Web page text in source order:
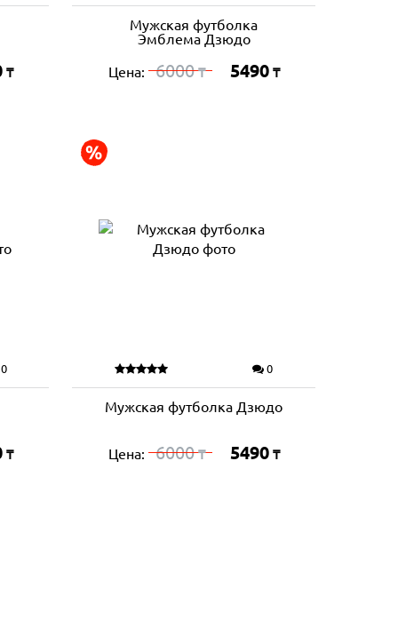
₸
Мужская футболка
Эмблема Дзюдо
Цена: 6000₸ 5490 ₸
₸
0
Мужская футболка Дзюдо
Цена: 6000₸ 5490 ₸